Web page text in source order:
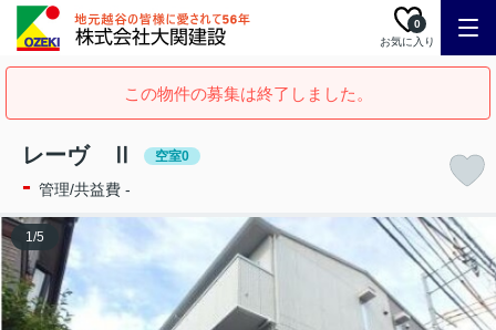
お気に入り
0
この物件の募集は終了しました。
レーヴ Ⅱ 空室0
- 管理/共益費 -
1/5